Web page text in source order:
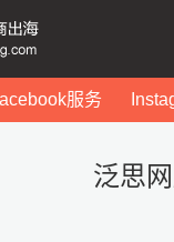
服务
泛思